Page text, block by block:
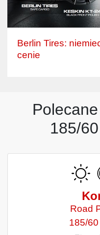
Berlin Tires:
cenie
185/
Road
185/